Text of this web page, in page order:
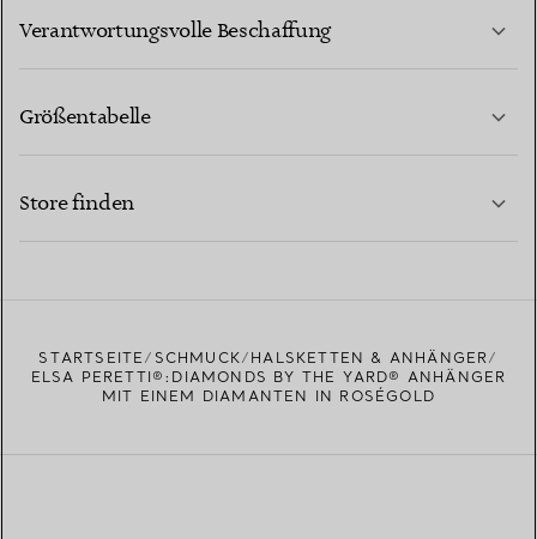
Verantwortungsvolle Beschaffung
Größentabelle
Store finden
STARTSEITE SCHMUCK
HALSKETTEN & ANHÄNGER
ELSA PERETTI®:DIAMONDS BY THE YARD® ANHÄNGER
MIT EINEM DIAMANTEN IN ROSÉGOLD